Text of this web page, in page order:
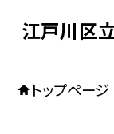
江戸川区
トップページ